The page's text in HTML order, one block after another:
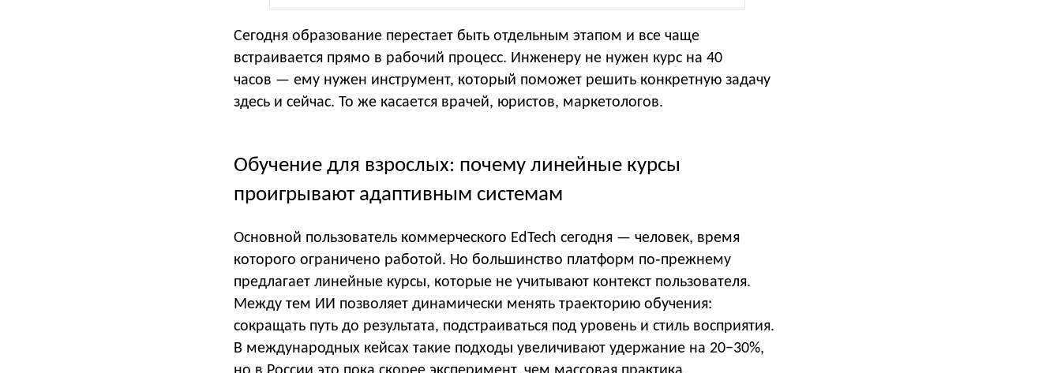
Сегодня образование перестает быть отдельным этапом и все чаще
встраивается прямо в рабочий процесс. Инженеру не нужен курс на 40
часов — ему нужен инструмент, который поможет решить конкретную задачу
здесь и сейчас. То же касается врачей, юристов, маркетологов.
Обучение для взрослых: почему линейные курсы
проигрывают адаптивным системам
Основной пользователь коммерческого EdTech сегодня — человек, время
которого ограничено работой. Но большинство платформ по‑прежнему
предлагает линейные курсы, которые не учитывают контекст пользователя.
Между тем ИИ позволяет динамически менять траекторию обучения:
сокращать путь до результата, подстраиваться под уровень и стиль восприятия.
В международных кейсах такие подходы увеличивают удержание на 20−30%,